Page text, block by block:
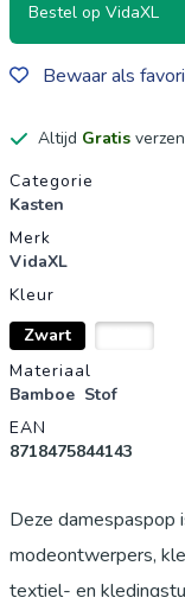
Bestel op VidaXL
Bewaar als
Altijd Gratis
Categorie
Kasten
Merk
VidaXL
Kleur
Zwart
Materiaal
Bamboe Stof
EAN
8718475844143
Deze damespaspop
modeontwerpers,
textiel- en